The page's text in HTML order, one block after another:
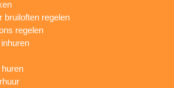
bruiloften regelen
regelen